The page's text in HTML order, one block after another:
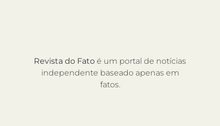
Revista do Fato é um portal de notícias
independente baseado apenas em
fatos.